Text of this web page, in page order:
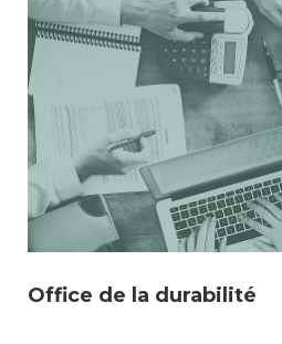
Office de la durabilité